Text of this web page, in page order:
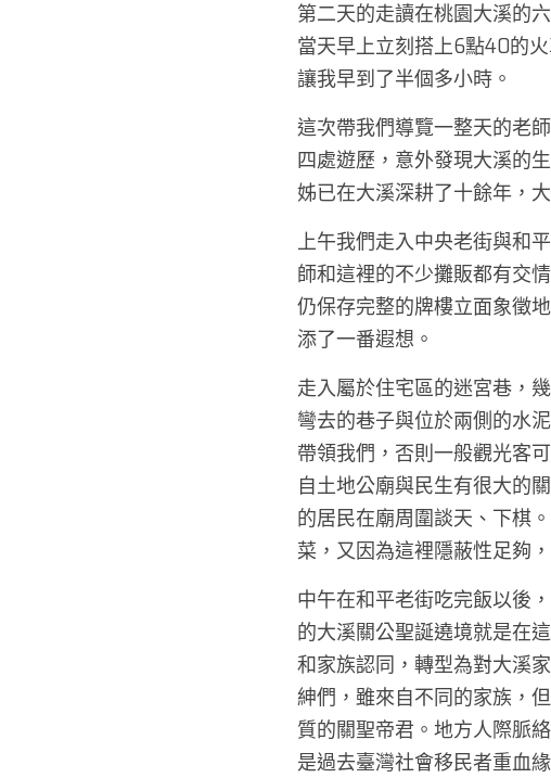
第二天的走讀在桃園大溪的
當天早上立刻搭上6點40的
讓我早到了半個多小時。
這次帶我們導覽一整天的老
四處遊歷，意外發現大溪的
姊已在大溪深耕了十餘年，
上午我們走入中央老街與和
師和這裡的不少攤販都有交
仍保存完整的牌樓立面象徵
添了一番遐想。
走入屬於住宅區的迷宮巷，
彎去的巷子與位於兩側的水
帶領我們，否則一般觀光客
自土地公廟與民生有很大的
的居民在廟周圍談天、下棋
菜，又因為這裡隱蔽性足夠
中午在和平老街吃完飯以後
的大溪關公聖誕遶境就是在
和家族認同，轉型為對大溪
紳們，雖來自不同的家族，
質的關聖帝君。地方人際脈
是過去臺灣社會移民者重血